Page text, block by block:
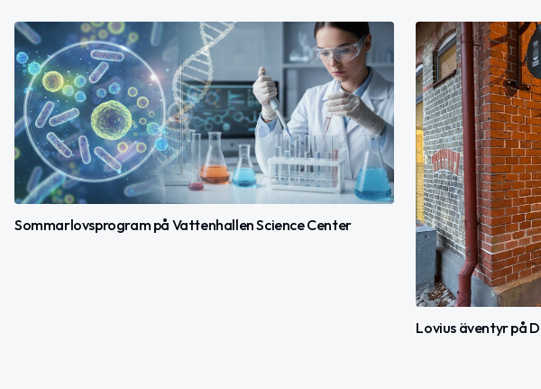
Sommarlovsprogram på Vattenhallen Science Center
Lovius äventyr på